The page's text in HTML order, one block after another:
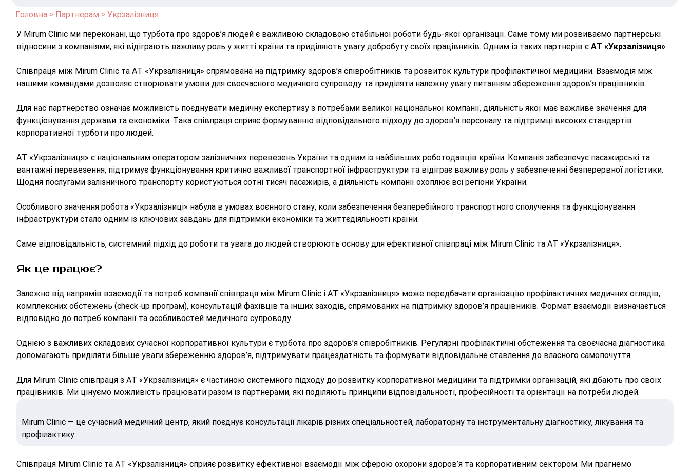
Головна Партнерам
Укрзалізниця
У Mirum Clinic ми переконані, що турбота про здоров’я людей є важливою складовою стабільної роботи будь-якої організації. Саме тому ми розвиваємо партнерські
відносини з компаніями, які відіграють важливу роль у житті країни та приділяють увагу добробуту своїх працівників. Одним із таких партнерів є АТ «Укрзалізниця».
Співпраця між Mirum Clinic та АТ «Укрзалізниця» спрямована на підтримку здоров’я співробітників та розвиток культури профілактичної медицини. Взаємодія між
нашими командами дозволяє створювати умови для своєчасного медичного супроводу та приділяти належну увагу питанням збереження здоров’я працівників.
Для нас партнерство означає можливість поєднувати медичну експертизу з потребами великої національної компанії, діяльність якої має важливе значення для
функціонування держави та економіки. Така співпраця сприяє формуванню відповідального підходу до здоров’я персоналу та підтримці високих стандартів
корпоративної турботи про людей.
АТ «Укрзалізниця» є національним оператором залізничних перевезень України та одним із найбільших роботодавців країни. Компанія забезпечує пасажирські та
вантажні перевезення, підтримує функціонування критично важливої транспортної інфраструктури та відіграє важливу роль у забезпеченні безперервної логістики.
Щодня послугами залізничного транспорту користуються сотні тисяч пасажирів, а діяльність компанії охоплює всі регіони України.
Особливого значення робота «Укрзалізниці» набула в умовах воєнного стану, коли забезпечення безперебійного транспортного сполучення та функціонування
інфраструктури стало одним із ключових завдань для підтримки економіки та життєдіяльності країни.
Саме відповідальність, системний підхід до роботи та увага до людей створюють основу для ефективної співпраці між Mirum Clinic та АТ «Укрзалізниця».
Як це працює?
Залежно від напрямів взаємодії та потреб компанії співпраця між Mirum Clinic і АТ «Укрзалізниця» може передбачати організацію профілактичних медичних оглядів,
комплексних обстежень (check-up програм), консультацій фахівців та інших заходів, спрямованих на підтримку здоров’я працівників. Формат взаємодії визначається
відповідно до потреб компанії та особливостей медичного супроводу.
Однією з важливих складових сучасної корпоративної культури є турбота про здоров’я співробітників. Регулярні профілактичні обстеження та своєчасна діагностика
допомагають приділяти більше уваги збереженню здоров’я, підтримувати працездатність та формувати відповідальне ставлення до власного самопочуття.
Для Mirum Clinic співпраця з АТ «Укрзалізниця» є частиною системного підходу до розвитку корпоративної медицини та підтримки організацій, які дбають про своїх
працівників. Ми цінуємо можливість працювати разом із партнерами, які поділяють принципи відповідальності, професійності та орієнтації на потреби людей.
Mirum Clinic — це сучасний медичний центр, який поєднує консультації лікарів різних спеціальностей, лабораторну та інструментальну діагностику, лікування та
профілактику.
Співпраця Mirum Clinic та АТ «Укрзалізниця» сприяє розвитку ефективної взаємодії між сферою охорони здоров’я та корпоративним сектором. Ми прагнемо